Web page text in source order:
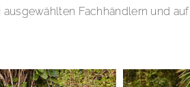
Fachhändlern und auf